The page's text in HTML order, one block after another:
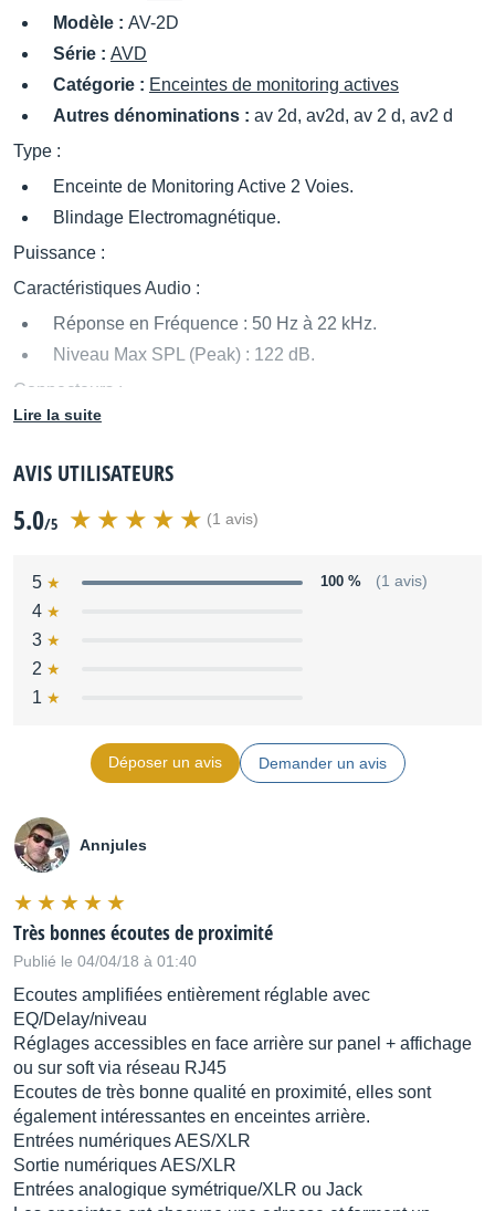
Modèle : AV-2D
Série : AVD
Catégorie : Enceintes de monitoring actives
Autres dénominations : av 2d, av2d, av 2 d, av2 d
Type :
Enceinte de Monitoring Active 2 Voies.
Blindage Electromagnétique.
Puissance :
Caractéristiques Audio :
Réponse en Fréquence : 50 Hz à 22 kHz.
Niveau Max SPL (Peak) : 122 dB.
Connecteurs :
Numérique S/PDIF Coaxial.
Puissance nominale (graves/aigus) : 100 W / 70 W
Haut parleur de graves : 17 cm
Haut parleur d'aigus : 2.5 cm
Rapport signal/bruit : >100dB
Distortion totale : 0.05 %
Impédance d'entrée : >10kΩ
Entrées secondaires analogique symétriques XLR3,
ajustables de +16dBU à -10dBU
Hauteur : 300 mm
largeur : 210 mm
profondeur : 320 mm
Poids : 12 kg
Source : FAR
Lire la suite
AVIS UTILISATEURS
5.0/5 (1 avis)
5 100 % (1 avis)
4
3
2
1
Déposer un avis Demander un avis
Annjules
Très bonnes écoutes de proximité
Publié le 04/04/18 à 01:40
Ecoutes amplifiées entièrement réglable avec
EQ/Delay/niveau
Réglages accessibles en face arrière sur panel + affichage
ou sur soft via réseau RJ45
Ecoutes de très bonne qualité en proximité, elles sont
également intéressantes en enceintes arrière.
Entrées numériques AES/XLR
Sortie numériques AES/XLR
Entrées analogique symétrique/XLR ou Jack